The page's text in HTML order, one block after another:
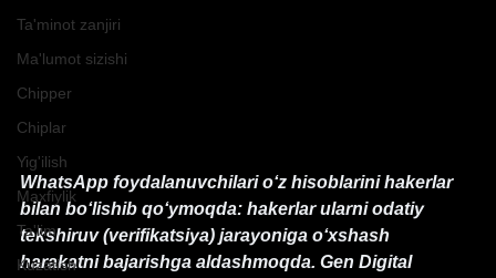
Ta'minot zanjiri
Ma'lumot sizishi
Chipper
Chiplar
Yig'ilish
Maxfiylik
Ta'lim
Kuzatish
WhatsApp foydalanuvchilari o‘z hisoblarini hakerlar
bilan bo‘lishib qo‘ymoqda: hakerlar ularni odatiy
tekshiruv (verifikatsiya) jarayoniga o‘xshash
harakatni bajarishga aldashmoqda. Gen Digital